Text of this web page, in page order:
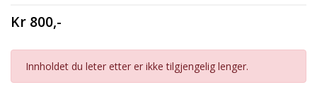
Kr 800,-
Innholdet du leter etter er ikke tilgjengelig lenger.